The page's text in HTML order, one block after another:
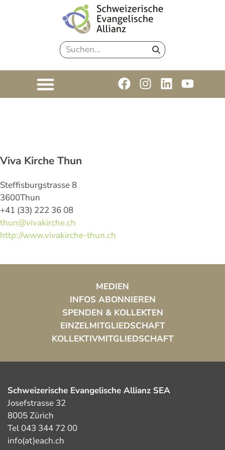
Viva Kirche Thun
Steffisburgstrasse 8
3600Thun
+41 (33) 222 36 08
thun@vivakirche.ch
http://www.vivakirche-thun.ch
MEDIEN
INFOS ABONNIEREN
SPENDEN & KOLLEKTEN
EINZELMITGLIEDSCHAFT
KOLLEKTIVMITGLIEDSCHAFT
Schweizerische Evangelische Allianz SEA
Josefstrasse 32
8005 Zürich
Tel 043 344 72 00
info(at)each.ch